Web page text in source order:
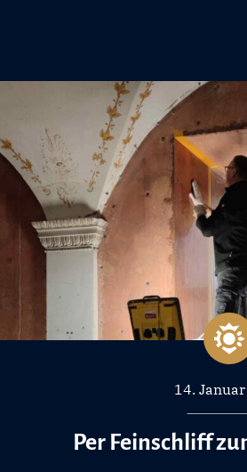
14.
Per Feinschliff